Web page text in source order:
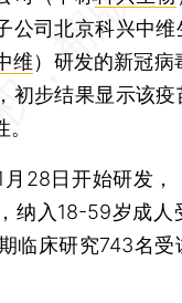
公司北京科兴中
维）研发的新冠
初步结果显示该
28日开始研发，
纳入18-59岁成人
临床研究743名受